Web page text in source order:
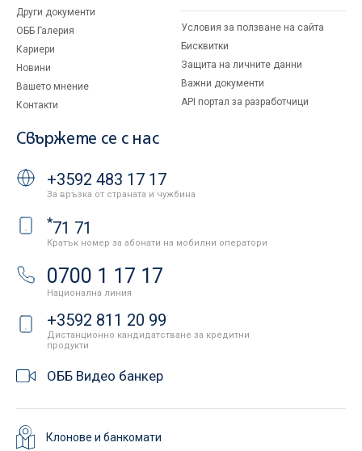
Други документи
ОББ Галерия
Кариери
Новини
Вашето мнение
Контакти
Условия за ползване на сайта
Бисквитки
Защита на личните данни
Важни документи
API портал за разработчици
Свържете се с нас
+3592 483 17 17
За връзка от страната и чужбина
*71 71
Кратък номер за абонати на мобилни оператори
0700 1 17 17
Национална линия
+3592 811 20 99
Дистанционно кандидатстване за кредитни
продукти
ОББ Видео банкер
Клонове и банкомати